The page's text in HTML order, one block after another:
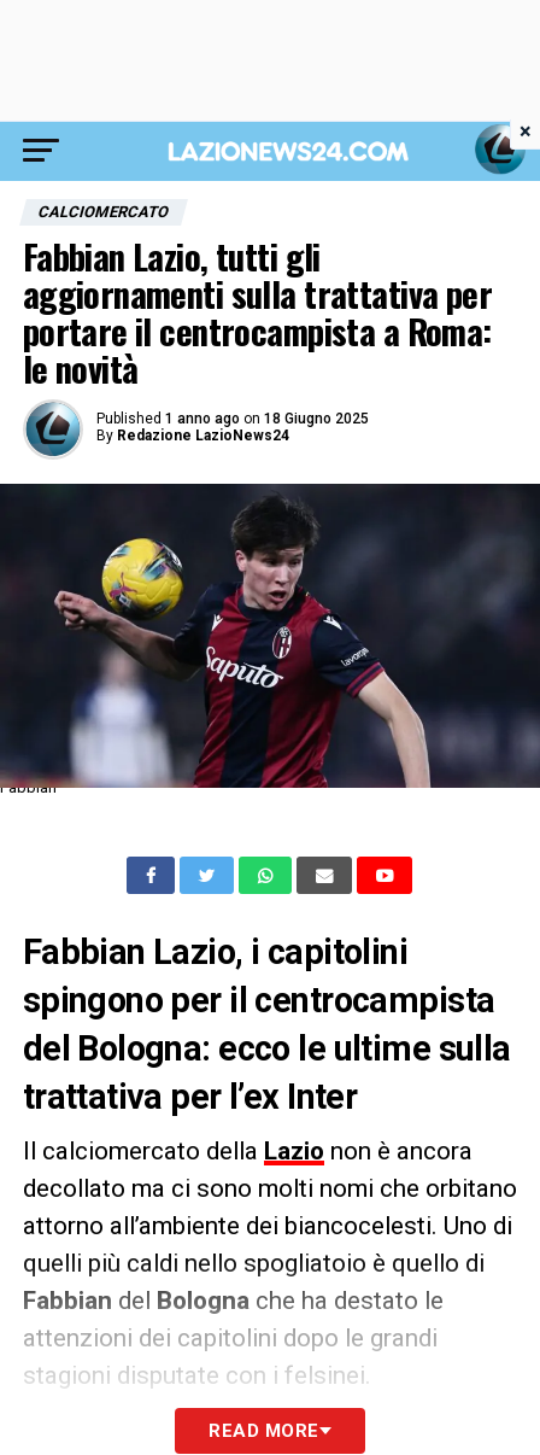
CALCIOMERCATO
Fabbian Lazio, tutti gli
aggiornamenti sulla trattativa per
portare il centrocampista a Roma:
le novità
Published 1 anno ago on 18 Giugno 2025
By Redazione LazioNews24
Fabbian
Fabbian Lazio, i capitolini
spingono per il centrocampista
del Bologna: ecco le ultime sulla
trattativa per l’ex Inter
Il calciomercato della Lazio non è ancora
decollato ma ci sono molti nomi che orbitano
attorno all’ambiente dei biancocelesti. Uno di
quelli più caldi nello spogliatoio è quello di
Fabbian del Bologna che ha destato le
attenzioni dei capitolini dopo le grandi
stagioni disputate con i felsinei.
Stando alle parole del Corriere dello Sport
READ MORE
×